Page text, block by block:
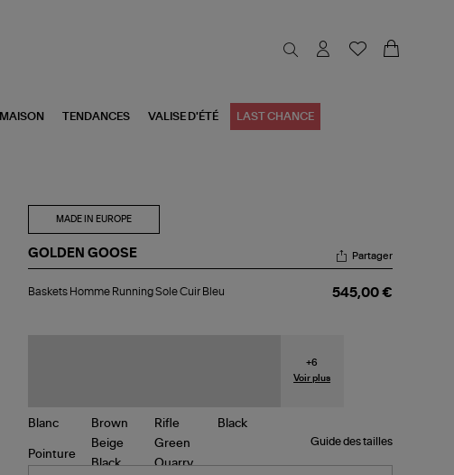
MAISON TENDANCES VALISE D'ÉTÉ LAST CHANCE
MADE IN EUROPE
GOLDEN GOOSE
Homme
Partager
Baskets Homme Running Sole Cuir Bleu 545,00 €
+6
Voir plus
Guide des tailles
Pointure